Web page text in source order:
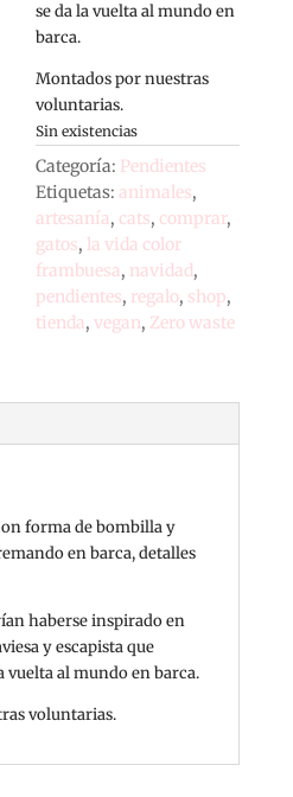
se da la vuelta al mundo en
barca.
Montados por nuestras
voluntarias.
Sin existencias
Categoría: Pendientes
Etiquetas:animales,
artesanía, cats, comprar,
gatos, la vida color
frambuesa, navidad,
pendientes, regalo, shop,
tienda,vegan, Zero waste
forma de bombilla y
en barca, detalles
haberse inspirado en
y escapista que
vuelta al mundo en barca.
voluntarias.